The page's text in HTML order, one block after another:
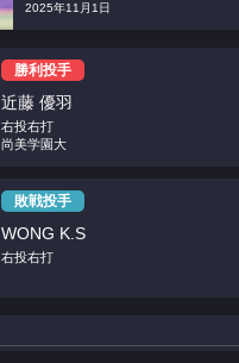
2025年11月1日
勝利投手
近藤 優羽
右投右打
尚美学園大
敗戦投手
WONG K.S
右投右打